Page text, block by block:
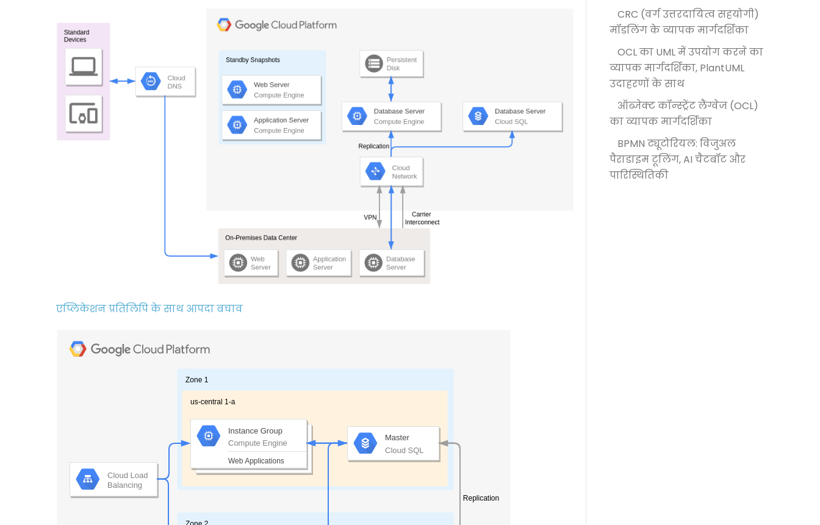
एप्लिकेशन प्रतिलिपि के साथ आपदा बचाव
CRC (वर्ग उत्तरदायित्व सहयोगी)
मॉडलिंग के व्यापक मार्गदर्शिका
OCL का UML में उपयोग करने का
व्यापक मार्गदर्शिका, PlantUML
उदाहरणों के साथ
ऑब्जेक्ट कॉन्स्ट्रेंट लैंग्वेज (OCL)
का व्यापक मार्गदर्शिका
BPMN ट्यूटोरियल: विजुअल
पैराडाइम टूलिंग, AI चैटबॉट और
पारिस्थितिकी